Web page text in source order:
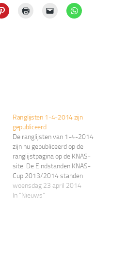
Ranglijsten 1-4-2014 zijn
gepubliceerd
De ranglijsten van 1-4-2014
zijn nu gepubliceerd op de
ranglijstpagina op de KNAS-
site. De Eindstanden KNAS-
Cup 2013/2014 standen
staan op de KNAS-Cup pagina .
KNAS Ranglijsten
woensdag 23 april 2014
In "Nieuws"